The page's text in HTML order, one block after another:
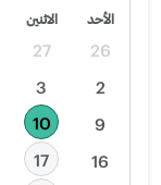
الأحد الاثنين
26
27
2
3
9
10
16
17